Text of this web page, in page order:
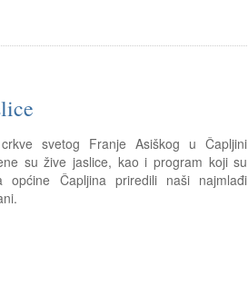
svetog Franje Asiškog u Čapljini
su žive jaslice, kao i program koji su
općine Čapljina priredili naši najmlađi